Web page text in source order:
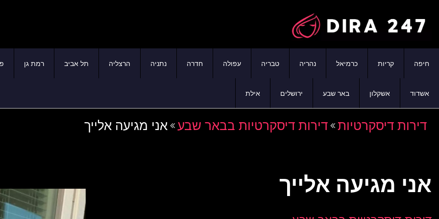
חיפה קריות כרמיאל נהריה טבריה עפולה חדרה נתניה הרצליה תל אביב רמת גן
אשדוד אשקלון באר שבע ירושלים אילת
דירות דיסקרטיות דירות דיסקרטיות בבאר שבע אני מגיעה אלייך
אני מגיעה אלייך